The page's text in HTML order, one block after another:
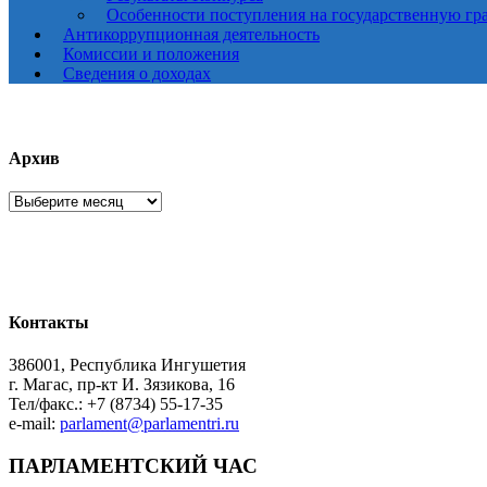
Особенности поступления на государственную
Антикоррупционная деятельность
Комиссии и положения
Сведения о доходах
Архив
Архив
Контакты
386001, Республика Ингушетия
г. Магас, пр-кт И. Зязикова, 16
Тел/факс.: +7 (8734) 55-17-35
e-mail: parlament@parlamentri.ru
ПАРЛАМЕНТСКИЙ ЧАС